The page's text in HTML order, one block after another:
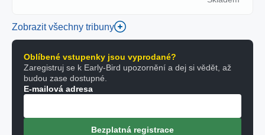
Zobrazit všechny tribuny
Oblíbené vstupenky jsou vyprodané?
Zaregistruj se k Early-Bird upozornění a dej si vědět, až
budou zase dostupné.
E-mailová adresa
Bezplatná registrace